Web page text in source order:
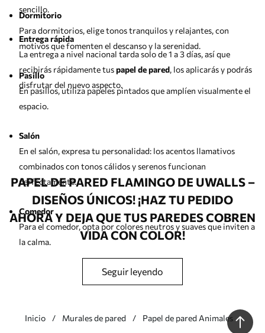
sencillo.
Entrega rápida
La entrega a nivel nacional tarda solo de 1 a 3 días, así que
recibirás rápidamente tuspapel de pared, los aplicarás y podrás
disfrutar del nuevo aspecto.
Dormitorio
Para dormitorios, elige tonos tranquilos y relajantes, con
motivos que fomenten el descanso y la serenidad.
Pasillo
En pasillos, utiliza papeles pintados que amplíen visualmente el
espacio.
Salón
En el salón, expresa tu personalidad: los acentos llamativos
combinados con tonos cálidos y serenos funcionan
perfectamente.
Comedor
Para el comedor, opta por colores neutros y suaves que inviten a
la calma.
En la habitación de los niños, elige diseños alegres y tranquilos.
PAPEL DE PARED FLAMINGO DE UWALLS –
DISEÑOS ÚNICOS! ¡HAZ TU PEDIDO
AHORA Y DEJA QUE TUS PAREDES COBREN
VIDA CON COLOR!
seguir leyendo
Inicio Murales de pared Papel de pared Animales